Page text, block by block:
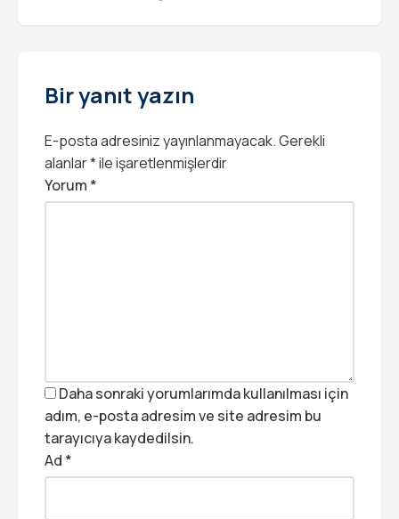
Bir yanıt yazın
E-posta adresiniz yayınlanmayacak.Gerekli
alanlar*ile işaretlenmişlerdir
Yorum *
Daha sonraki yorumlarımda kullanılması için
adım, e-posta adresim ve site adresim bu
tarayıcıya kaydedilsin.
Ad *